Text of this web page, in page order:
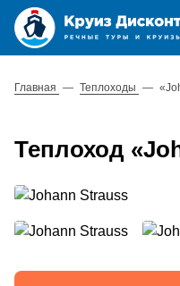
Главная — Теплоходы —
Теплоход